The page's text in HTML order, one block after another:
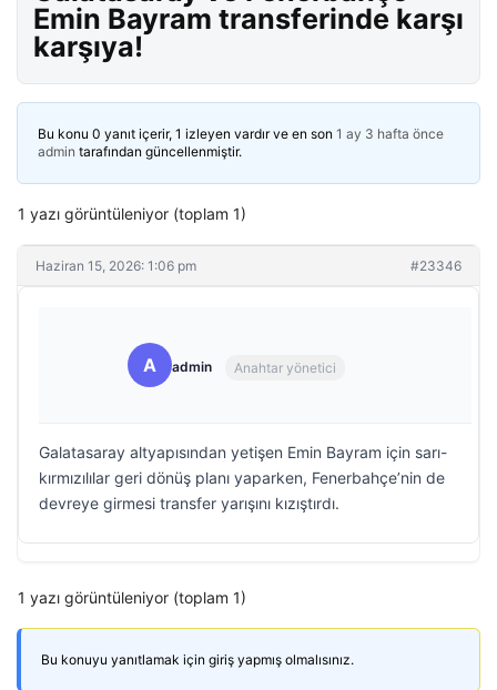
Emin Bayram transferinde karşı
karşıya!
Bu konu 0 yanıt içerir, 1 izleyen vardır ve en son 1 ay 3 hafta önce
admin tarafından güncellenmiştir.
1 yazı görüntüleniyor (toplam 1)
Haziran 15, 2026: 1:06 pm #23346
A admin Anahtar yönetici
Galatasaray altyapısından yetişen Emin Bayram için sarı-
kırmızılılar geri dönüş planı yaparken, Fenerbahçe’nin de
devreye girmesi transfer yarışını kızıştırdı.
1 yazı görüntüleniyor (toplam 1)
Bu konuyu yanıtlamak için giriş yapmış olmalısınız.